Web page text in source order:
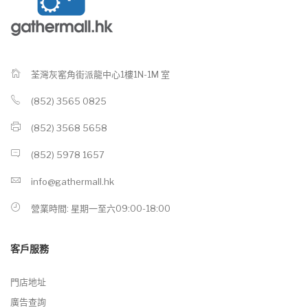
荃灣灰窰角街派龍中心1樓1N-1M 室
(852) 3565 0825
(852) 3568 5658
(852) 5978 1657
info@gathermall.hk
營業時間: 星期一至六09:00-18:00
客戶服務
門店地址
廣告查詢